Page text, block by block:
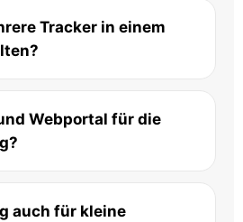
Tracker in einem
Webportal für die
auch für kleine